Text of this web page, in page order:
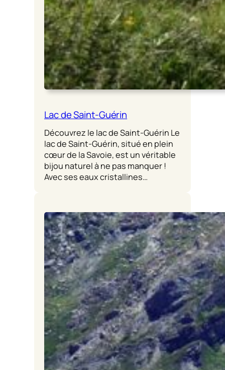
Lac de Saint-Guérin
Découvrez le lac de Saint-Guérin Le
lac de Saint-Guérin, situé en plein
cœur de la Savoie, est un véritable
bijou naturel à ne pas manquer !
Avec ses eaux cristallines…